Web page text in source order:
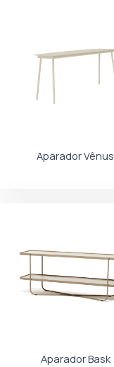
Aparador Vênus
Aparador Bask